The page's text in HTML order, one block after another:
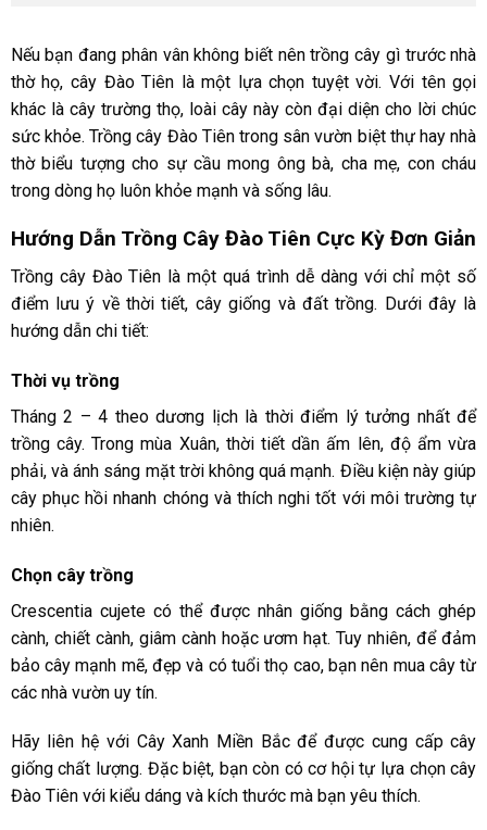
Nếu bạn đang phân vân không biết nên trồng cây gì trước nhà
thờ họ, cây Đào Tiên là một lựa chọn tuyệt vời. Với tên gọi
khác là cây trường thọ, loài cây này còn đại diện cho lời chúc
sức khỏe. Trồng cây Đào Tiên trong sân vườn biệt thự hay nhà
thờ biểu tượng cho sự cầu mong ông bà, cha mẹ, con cháu
trong dòng họ luôn khỏe mạnh và sống lâu.
Hướng Dẫn Trồng Cây Đào Tiên Cực Kỳ Đơn Giản
Trồng cây Đào Tiên là một quá trình dễ dàng với chỉ một số
điểm lưu ý về thời tiết, cây giống và đất trồng. Dưới đây là
hướng dẫn chi tiết:
Thời vụ trồng
Tháng 2 – 4 theo dương lịch là thời điểm lý tưởng nhất để
trồng cây. Trong mùa Xuân, thời tiết dần ấm lên, độ ẩm vừa
phải, và ánh sáng mặt trời không quá mạnh. Điều kiện này giúp
cây phục hồi nhanh chóng và thích nghi tốt với môi trường tự
nhiên.
Chọn cây trồng
Crescentia cujete có thể được nhân giống bằng cách ghép
cành, chiết cành, giâm cành hoặc ươm hạt. Tuy nhiên, để đảm
bảo cây mạnh mẽ, đẹp và có tuổi thọ cao, bạn nên mua cây từ
các nhà vườn uy tín.
Hãy liên hệ với Cây Xanh Miền Bắc để được cung cấp cây
giống chất lượng. Đặc biệt, bạn còn có cơ hội tự lựa chọn cây
Đào Tiên với kiểu dáng và kích thước mà bạn yêu thích.